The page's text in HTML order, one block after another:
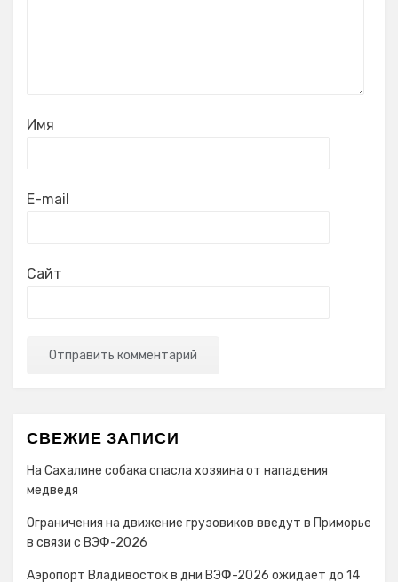
Имя
E-mail
Сайт
СВЕЖИЕ ЗАПИСИ
На Сахалине собака спасла хозяина от нападения
медведя
Ограничения на движение грузовиков введут в Приморье
в связи с ВЭФ-2026
Аэропорт Владивосток в дни ВЭФ-2026 ожидает до 14